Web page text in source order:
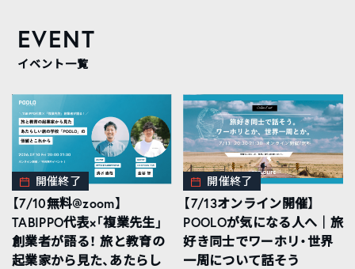
EVENT
イベント一覧
開催終了
【7/10無料@zoom】
TABIPPO代表×「複業先生」
創業者が語る！ 旅と教育の
起業家から見た、あたらし
開催終了
【7/13オンライン開催】
POOLOが気になる人へ｜旅
好き同士でワーホリ・世界
一周について話そう